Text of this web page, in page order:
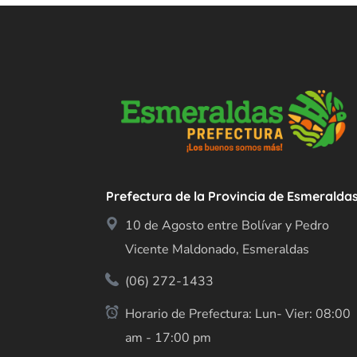
Prefectura de la Provincia de
10 de Agosto entre Bolívar y Pedro
Vicente Maldonado, Esmeraldas
(06) 272-1433
Horario de Prefectura: Lun- Vier: 08:00
am - 17:00 pm